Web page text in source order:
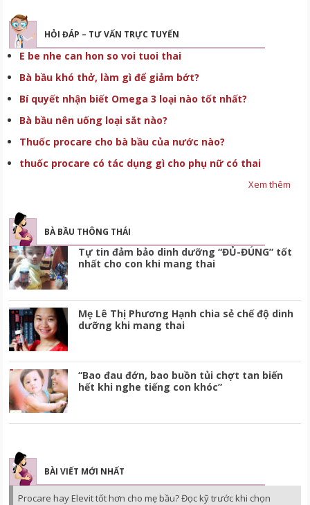
HỎI ĐÁP – TƯ VẤN TRỰC TUYẾN
E be nhe can hon so voi tuoi thai
Bà bầu khó thở, làm gì để giảm bớt?
Bí quyết nhận biết Omega 3 loại nào tốt nhất?
Bà bầu nên uống loại sắt nào?
Thuốc procare cho bà bầu của nước nào?
thuốc procare có tác dụng gì cho phụ nữ có thai
Xem thêm
BÀ BẦU THÔNG THÁI
Tự tin đảm bảo dinh dưỡng “ĐỦ-ĐÚNG” tốt
nhất cho con khi mang thai
Mẹ Lê Thị Phương Hạnh chia sẻ chế độ dinh
dưỡng khi mang thai
“Bao đau đớn, bao buồn tủi chợt tan biến
hết khi nghe tiếng con khóc”
BÀI VIẾT MỚI NHẤT
Procare hay Elevit tốt hơn cho mẹ bầu? Đọc kỹ trước khi chọn